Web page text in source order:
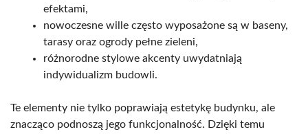
efektami,
nowoczesne wille często wyposażone są w baseny,
tarasy oraz ogrody pełne zieleni,
różnorodne stylowe akcenty uwydatniają
indywidualizm budowli.
Te elementy nie tylko poprawiają estetykę budynku, ale
znacząco podnoszą jego funkcjonalność. Dzięki temu